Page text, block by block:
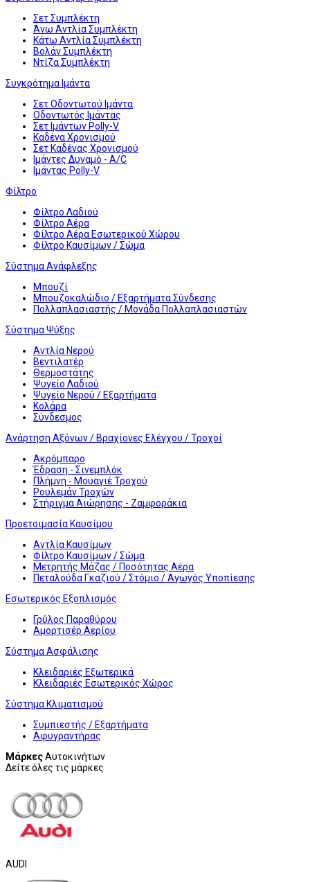
Σετ Συμπλέκτη
Άνω Αντλία Συμπλέκτη
Κάτω Αντλία Συμπλέκτη
Βολάν Συμπλέκτη
Ντίζα Συμπλέκτη
Συγκρότημα Ιμάντα
Σετ Οδοντωτού Ιμάντα
Οδοντωτός Ιμάντας
Σετ Ιμάντων Polly-V
Καδένα Χρονισμού
Σετ Καδένας Χρονισμού
Ιμάντες Δυναμό - A/C
Ιμάντας Polly-V
Φίλτρο
Φίλτρο Λαδιού
Φίλτρο Αέρα
Φίλτρο Αέρα Εσωτερικού Χώρου
Φίλτρο Καυσίμων / Σώμα
Σύστημα Ανάφλεξης
Μπουζί
Μπουζοκαλώδιο / Εξαρτήματα Σύνδεσης
Πολλαπλασιαστής / Μονάδα Πολλαπλασιαστών
Σύστημα Ψύξης
Αντλία Νερού
Βεντιλατέρ
Θερμοστάτης
Ψυγείο Λαδιού
Ψυγείο Νερού / Εξαρτήματα
Κολάρα
Σύνδεσμος
Ανάρτηση Αξόνων / Βραχίονες Ελέγχου / Τροχοί
Ακρόμπαρο
Έδραση - Σινεμπλόκ
Πλήμνη - Μουαγιέ Τροχού
Ρουλεμάν Τροχών
Στήριγμα Αιώρησης - Ζαμφοράκια
Προετοιμασία Καυσίμου
Αντλία Καυσίμων
Φίλτρο Καυσίμων / Σώμα
Μετρητής Μάζας / Ποσότητας Αέρα
Πεταλούδα Γκαζιού / Στόμιο / Αγωγός Υποπίεσης
Εσωτερικός Εξοπλισμός
Γρύλος Παραθύρου
Αμορτισέρ Αερίου
Σύστημα Ασφάλισης
Κλειδαριές Εξωτερικά
Κλειδαριές Εσωτερικός Χώρος
Σύστημα Κλιματισμού
Συμπιεστής / Εξαρτήματα
Αφυγραντήρας
ΜάρκεςΑυτοκινήτων
Δείτε όλες τις μάρκες
AUDI